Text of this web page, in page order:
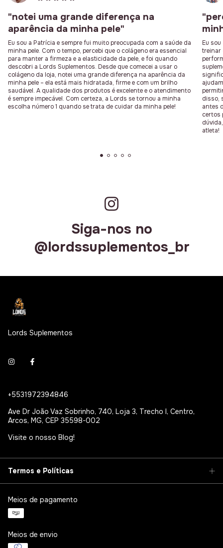
"notei uma grande diferença na
aparência da minha pele"
Eu sou a Patrícia e sempre fui muito preocupada com a saúde da
minha pele. Com o tempo, percebi que o colágeno era essencial
para manter a firmeza e a elasticidade da pele, e foi quando
descobri a Lords Suplementos. Desde que comecei a usar o
colágeno da loja, notei uma grande diferença na aparência da
minha pele – ela está mais hidratada, firme e com um brilho
saudável. A qualidade dos produtos é excelente e o atendimento
é sempre impecável. Com certeza, a Lords se tornou a minha
escolha número 1 quando se trata de cuidar da minha pele!
Eu
treinar
disso,
antes
certos
atleta!
Siga-nos no
@lordssuplementos_br
Lords Suplementos
+5531972394846
Ave Dr João Vaz Sobrinho, 740, Loja 3, Trecho I, Centro,
Arcos, MG, CEP 35598-002
Visite o nosso Blog!
Termos e Políticas
Meios de pagamento
Meios de envio